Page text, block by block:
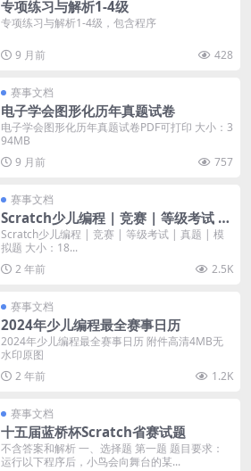
专项练习与解析1-4级
专项练习与解析1-4级，包含程序
9 月前 428
赛事文档
电子学会图形化历年真题试卷
电子学会图形化历年真题试卷PDF可打印 大小：3
94MB
9 月前
757
赛事文档
Scratch少儿编程 | 竞赛 | 等级考试 |
真题 | 模拟题
Scratch少儿编程 | 竞赛 | 等级考试 | 真题 | 模
拟题 大小：18...
2 年前
2.5K
赛事文档
2024年少儿编程最全赛事日历
2024年少儿编程最全赛事日历 附件高清4MB无
水印原图
2 年前
1.2K
赛事文档
十五届蓝桥杯Scratch省赛试题
不含答案和解析 一、选择题 第一题 题目要求：
运行以下程序后，小鸟会向舞台的某...